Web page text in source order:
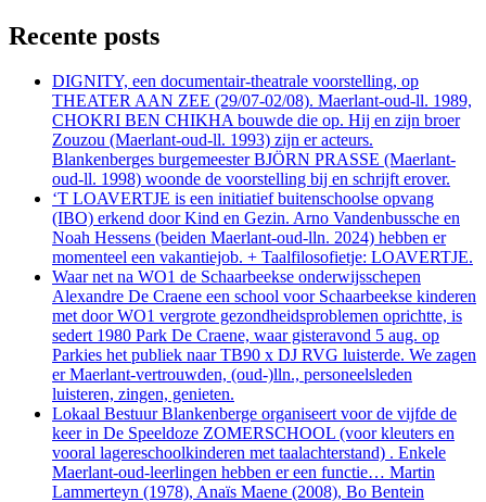
Recente posts
DIGNITY, een documentair-theatrale voorstelling, op
THEATER AAN ZEE (29/07-02/08). Maerlant-oud-ll. 1989,
CHOKRI BEN CHIKHA bouwde die op. Hij en zijn broer
Zouzou (Maerlant-oud-ll. 1993) zijn er acteurs.
Blankenberges burgemeester BJÖRN PRASSE (Maerlant-
oud-ll. 1998) woonde de voorstelling bij en schrijft erover.
‘T LOAVERTJE is een initiatief buitenschoolse opvang
(IBO) erkend door Kind en Gezin. Arno Vandenbussche en
Noah Hessens (beiden Maerlant-oud-lln. 2024) hebben er
momenteel een vakantiejob. + Taalfilosofietje: LOAVERTJE.
Waar net na WO1 de Schaarbeekse onderwijsschepen
Alexandre De Craene een school voor Schaarbeekse kinderen
met door WO1 vergrote gezondheidsproblemen oprichtte, is
sedert 1980 Park De Craene, waar gisteravond 5 aug. op
Parkies het publiek naar TB90 x DJ RVG luisterde. We zagen
er Maerlant-vertrouwden, (oud-)lln., personeelsleden
luisteren, zingen, genieten.
Lokaal Bestuur Blankenberge organiseert voor de vijfde de
keer in De Speeldoze ZOMERSCHOOL (voor kleuters en
vooral lagereschoolkinderen met taalachterstand) . Enkele
Maerlant-oud-leerlingen hebben er een functie… Martin
Lammerteyn (1978), Anaïs Maene (2008), Bo Bentein